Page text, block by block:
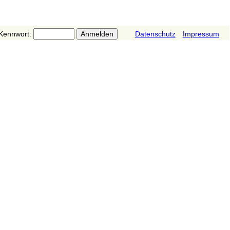
Datenschutz Impressum